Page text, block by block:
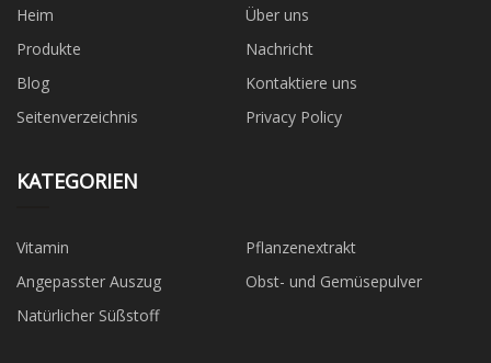
Heim
Über uns
Produkte
Nachricht
Blog
Kontaktiere uns
Seitenverzeichnis
Privacy Policy
KATEGORIEN
Vitamin
Pflanzenextrakt
Angepasster Auszug
Obst- und Gemüsepulver
Natürlicher Süßstoff